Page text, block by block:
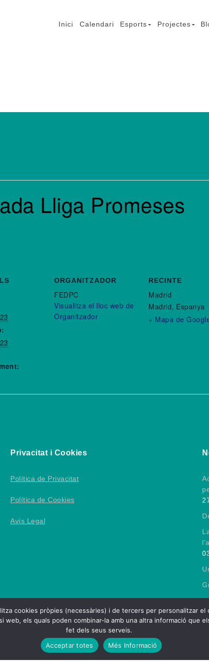
Inici Calendari Esports Projectes
Lliga Promeses
ORGANITZADOR
FEDPC
Visualitza el lloc web de
Organitzador
RECINTE
Madrid
Madrid, Espanya
+ Mapa de
Privacitat i Cookies
Política de Privacitat
Política de Cookies
Avís Legal
Esportiva Catalana de Persones amb Lesió Cerebral
utilitza cookies pròpies (necessàries) i de tercers per
els quals poden combinar-la amb una altra informació que
fet dels seus serveis.
Acceptar totes
Més Informació